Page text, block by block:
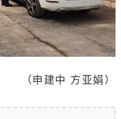
（申建中 方亚娟）